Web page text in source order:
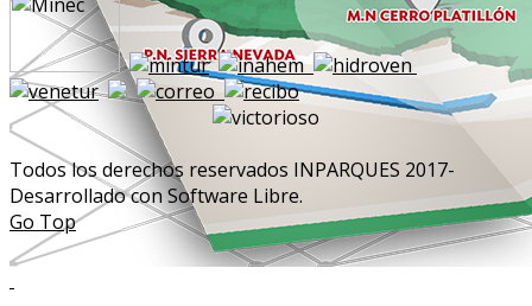
Todos los derechos reservados INPARQUES 2017-
Desarrollado con Software Libre.
Go Top